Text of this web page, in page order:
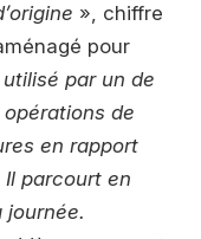
», chiffre
pour
par un de
de
en rapport
parcourt en
journée.